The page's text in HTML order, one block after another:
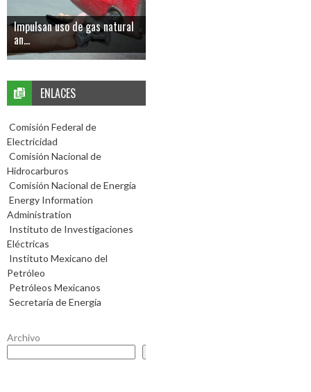
Impulsan uso de gas natural
an...
ENLACES
Comisión Federal de
Electricidad
Comisión Nacional de
Hidrocarburos
Comisión Nacional de Energía
Energy Information
Administration
Instituto de Investigaciones
Eléctricas
Instituto Mexicano del
Petróleo
Petróleos Mexicanos
Secretaría de Energía
Archivo